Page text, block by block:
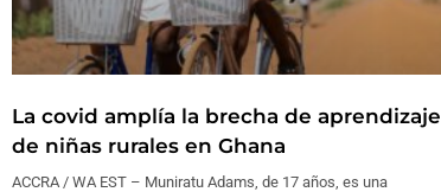
La covid amplía la brecha de aprendizaje
de niñas rurales en Ghana
ACCRA / WA EST – Muniratu Adams, de 17 años, es una